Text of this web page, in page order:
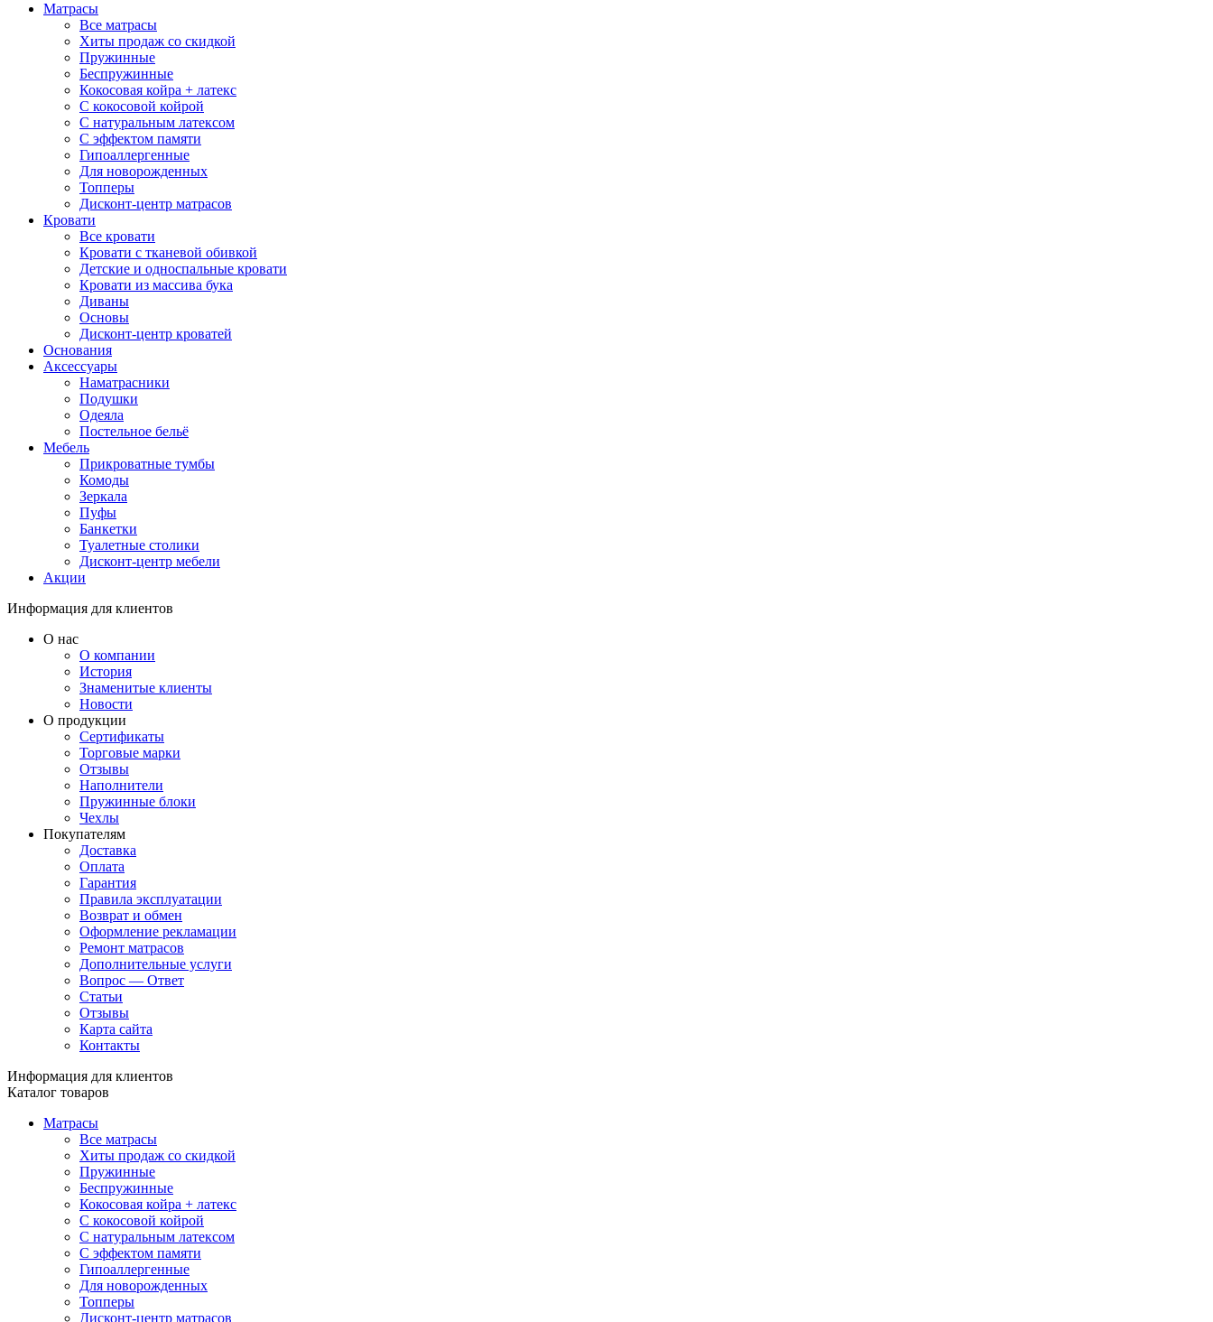
Матрасы
Все матрасы
Хиты продаж со скидкой
Пружинные
Беспружинные
Кокосовая койра + латекс
С кокосовой койрой
С натуральным латексом
С эффектом памяти
Гипоаллергенные
Для новорожденных
Топперы
Дисконт-центр матрасов
Кровати
Все кровати
Кровати с тканевой обивкой
Детские и односпальные кровати
Кровати из массива бука
Диваны
Основы
Дисконт-центр кроватей
Основания
Аксессуары
Наматрасники
Подушки
Одеяла
Постельное бельё
Мебель
Прикроватные тумбы
Комоды
Зеркала
Пуфы
Банкетки
Туалетные столики
Дисконт-центр мебели
Акции
Информация для клиентов
О нас
О компании
История
Знаменитые клиенты
Новости
О продукции
Сертификаты
Торговые марки
Отзывы
Наполнители
Пружинные блоки
Чехлы
Покупателям
Доставка
Оплата
Гарантия
Правила эксплуатации
Возврат и обмен
Оформление рекламации
Ремонт матрасов
Дополнительные услуги
Вопрос — Ответ
Статьи
Отзывы
Карта сайта
Контакты
Информация для клиентов
Каталог товаров
Матрасы
Все матрасы
Хиты продаж со скидкой
Пружинные
Беспружинные
Кокосовая койра + латекс
С кокосовой койрой
С натуральным латексом
С эффектом памяти
Гипоаллергенные
Для новорожденных
Топперы
Дисконт-центр матрасов